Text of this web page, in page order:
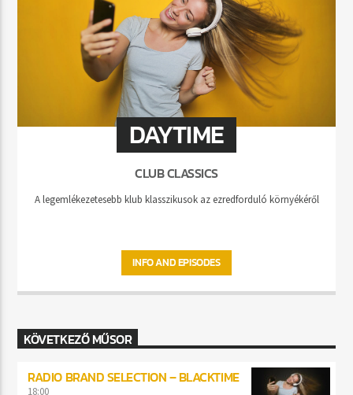
DAYTIME
CLUB CLASSICS
A legemlékezetesebb klub klasszikusok az ezredforduló környékéről
INFO AND EPISODES
KÖVETKEZŐ MŰSOR
RADIO BRAND SELECTION – BLACKTIME
18:00